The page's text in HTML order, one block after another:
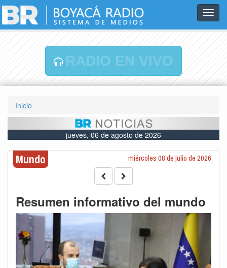
RADIO EN VIVO
Inicio
jueves, 06 de agosto de 2026
Mundo miércoles 08 de julio de 2026
Resumen informativo del mundo